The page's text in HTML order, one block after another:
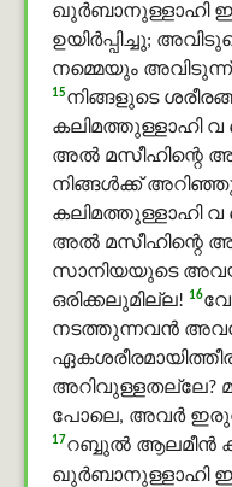
ഖുർബാനുള്ളാഹി
ഉയിര്‍പ്പിച്ചു;
നമ്മെയും
15നിങ്ങളുടെ
കലിമത്തുള്ളാഹി
അൽ മസീഹിന്റെ
നിങ്ങള്‍ക്ക്
കലിമത്തുള്ളാഹി
അൽ മസീഹിന്റെ
സാനിയയുടെ
ഒരിക്കലുമില്ല! 16
നടത്തുന്നവന്‍
അറിവുള്ളതല്ലേ?
പോലെ, അവര്‍
17റബ്ബുൽ ആലമീൻ
ഖുർബാനുള്ളാഹി